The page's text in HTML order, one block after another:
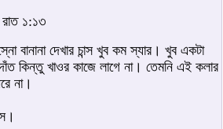
১:১৩
বানানা দেখার চান্স খুব কম স্যার। খুব একটা
কিন্তু খাওর কাজে লাগে না। তেমনি এই কলার
না।